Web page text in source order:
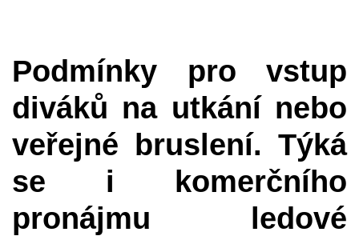
Podmínky pro vstup
diváků na utkání nebo
veřejné bruslení. Týká
se i komerčního
pronájmu ledové